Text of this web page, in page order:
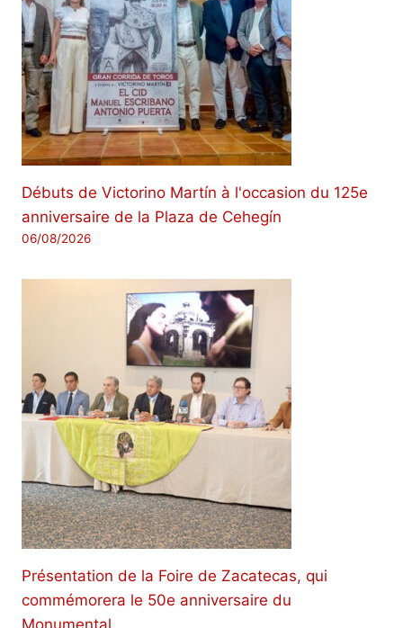
Débuts de Victorino Martín à l'occasion du 125e
anniversaire de la Plaza de Cehegín
06/08/2026
Présentation de la Foire de Zacatecas, qui
commémorera le 50e anniversaire du
Monumental